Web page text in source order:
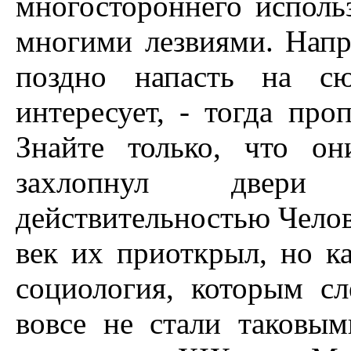
многими лезвиями.
поздно напасть на
интересует, - тогда
Знайте только, что
захлопнул двери
действительностью
век их приоткрыл, но
социология, которым
вовсе не стали